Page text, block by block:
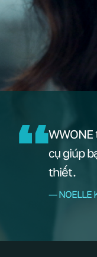
WWONE
cụ giúp
thiết.
–– NOELLE